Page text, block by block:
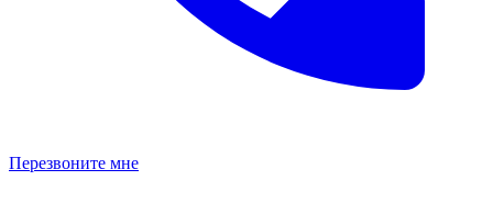
Перезвоните мне